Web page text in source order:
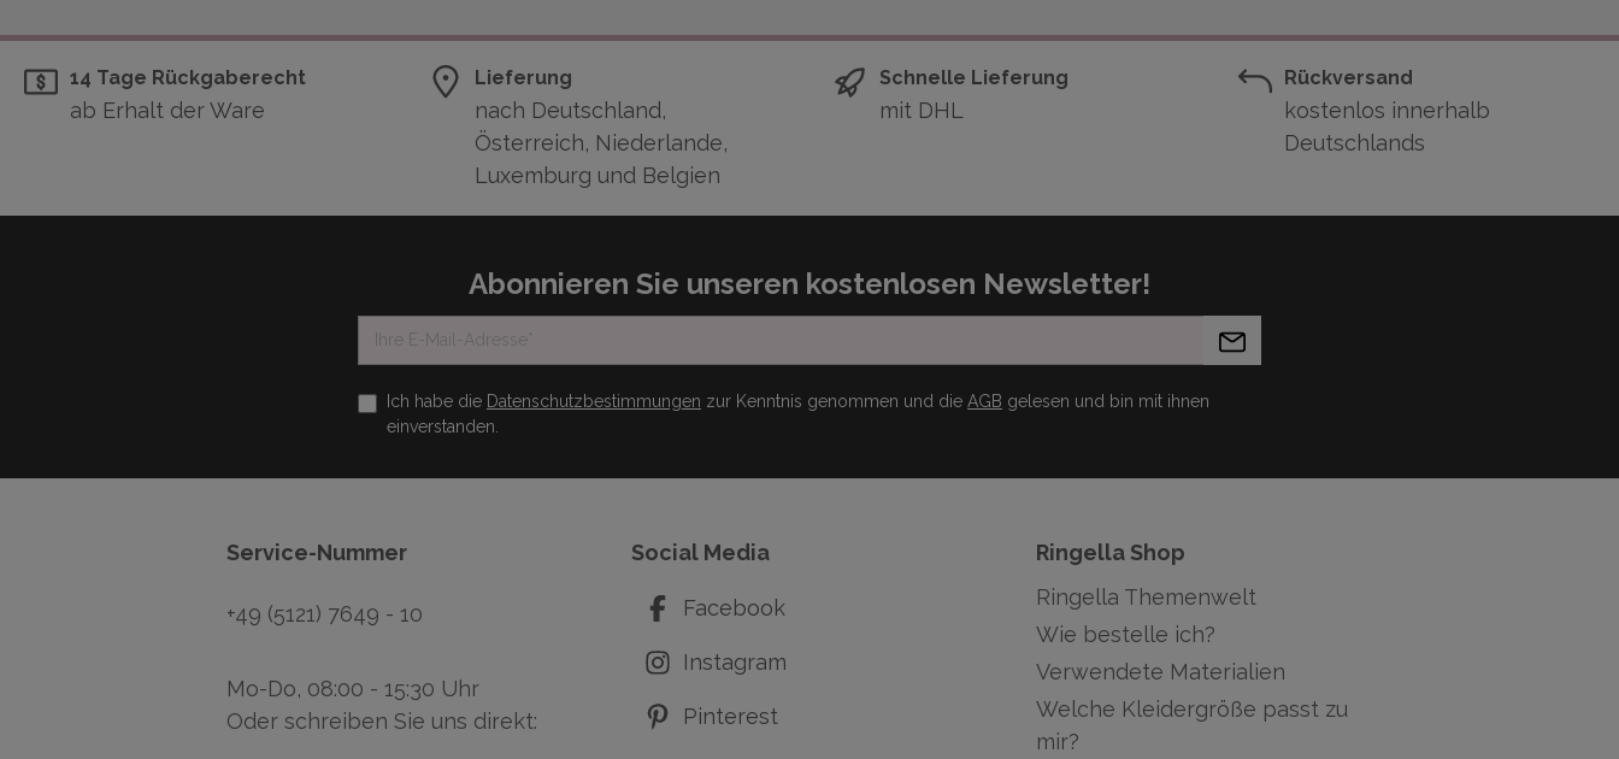
14 Tage Rückgaberecht
ab Erhalt der Ware
Lieferung
nach Deutschland,
Österreich, Niederlande,
Luxemburg und Belgien
Schnelle Lieferung
mit DHL
Rückversand
kostenlos innerhalb
Deutschlands
Abonnieren Sie unseren kostenlosen Newsletter!
Ich habe die Datenschutzbestimmungen zur Kenntnis genommen und die AGB gelesen und bin mit ihnen
einverstanden.
Service-Nummer
+49 (5121) 7649 - 10
Mo-Do, 08:00 - 15:30 Uhr
Oder schreiben Sie uns direkt:
Social Media
Facebook
Instagram
Pinterest
Ringella Shop
Ringella Themenwelt
Wie bestelle ich?
Verwendete Materialien
Welche Kleidergröße passt zu
mir?